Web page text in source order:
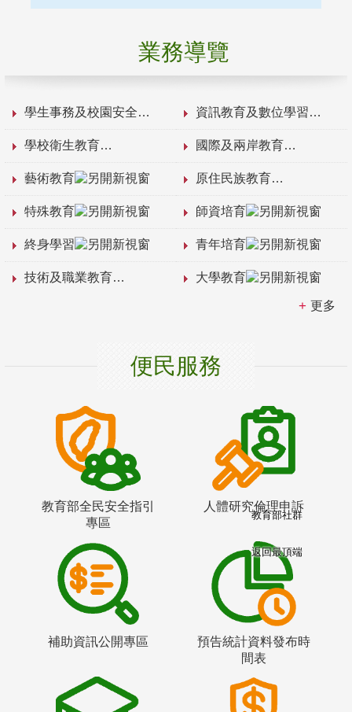
業務導覽
學生事務及校園安全 資訊教育及數位學習
學校衛生教育 國際及兩岸教育
藝術教育 原住民族教育
特殊教育 師資培育
終身學習 青年培育
技術及職業教育 大學教育
更多
便民服務
教育部全民安全指引
專區
人體研究倫理申訴
補助資訊公開專區
預告統計資料發布時
間表
教育部社群
返回最頂端